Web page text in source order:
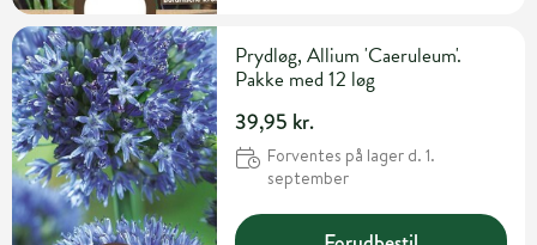
Prydløg, Allium 'Caeruleum'.
Pakke med 12 løg
39,95 kr.
Forventes på lager d. 1.
september